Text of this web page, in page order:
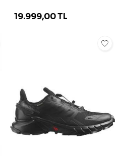
19.999,00TL